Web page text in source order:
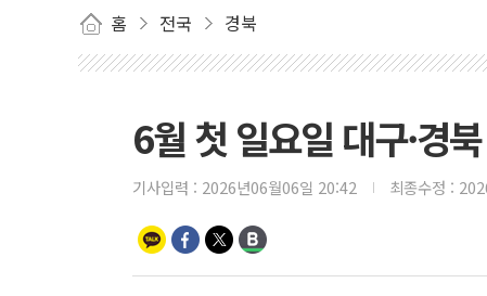
홈 전국 경북
6월 첫 일요일 대구·경
기사입력 : 2026년06월06일 20:42 최종수정 :